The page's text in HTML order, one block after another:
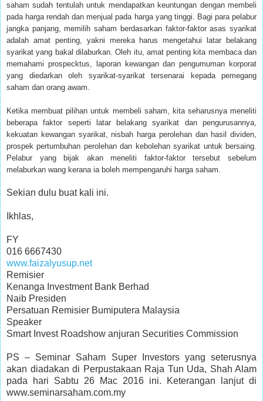
saham sudah tentulah untuk mendapatkan keuntungan dengan membeli
pada harga rendah dan menjual pada harga yang tinggi. Bagi para pelabur
jangka panjang, memilih saham berdasarkan faktor-faktor asas syarikat
adalah amat penting, yakni mereka harus mengetahui latar belakang
syarikat yang bakal dilaburkan. Oleh itu, amat penting kita membaca dan
memahami prospecktus, laporan kewangan dan pengumuman korporat
yang diedarkan oleh syarikat-syarikat tersenarai kepada pemegang
saham dan orang awam.
Ketika membuat pilihan untuk membeli saham, kita seharusnya meneliti
beberapa faktor seperti latar belakang syarikat dan pengurusannya,
kekuatan kewangan syarikat, nisbah harga perolehan dan hasil dividen,
prospek pertumbuhan perolehan dan kebolehan syarikat untuk bersaing.
Pelabur yang bijak akan meneliti faktor-faktor tersebut sebelum
melaburkan wang kerana ia boleh mempengaruhi harga saham.
Sekian dulu buat kali ini.
Ikhlas,
FY
016 6667430
www.faizalyusup.net
Remisier
Kenanga Investment Bank Berhad
Naib Presiden
Persatuan Remisier Bumiputera Malaysia
Speaker
Smart Invest Roadshow anjuran Securities Commission
PS – Seminar Saham Super Investors yang seterusnya
akan diadakan di Perpustakaan Raja Tun Uda, Shah Alam
pada hari Sabtu 26 Mac 2016 ini. Keterangan lanjut di
www.seminarsaham.com.my